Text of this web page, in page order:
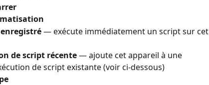
— exécute immédiatement un script sur cet
de script récente — ajoute cet appareil à une
de script existante (voir ci-dessous)